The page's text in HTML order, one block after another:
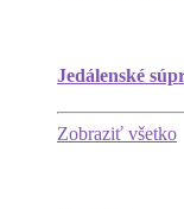
Jedálenské
Zobraziť všetko